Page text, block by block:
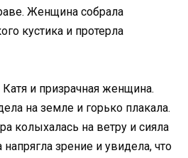
Женщина собрала
кустика и протерла
и призрачная женщина.
на земле и горько плакала.
колыхалась на ветру и сияла
зрение и увидела, что